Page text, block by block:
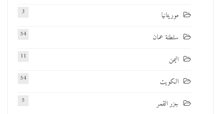
موريتانيا 3
سلطنة عمان 54
اليمن 11
الكويت 54
جزر القمر 5